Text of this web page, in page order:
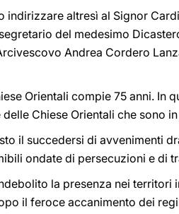
indirizzare altresì al Signor
del medesimo
Andrea Cordero
Orientali compie 75 anni. In
Chiese Orientali che sono
il succedersi di avvenimenti
ondate di persecuzioni e di
la presenza nei
il feroce accanimento dei